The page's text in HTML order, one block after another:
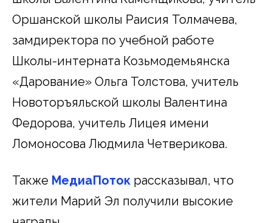
Оршанской школы Раисия Толмачева,
замдиректора по учебной работе
Школы-интерната Козьмодемьянска
«Дарование» Ольга Толстова, учитель
Новоторъяльской школы Валентина
Федорова, учитель Лицея имени
Ломоносова Людмила Четверикова.
Также МедиаПоток рассказывал, что
жители Марий Эл получили высокие